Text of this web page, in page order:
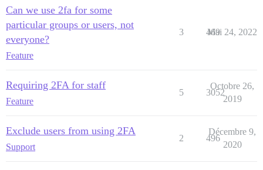
Can we use 2fa for some
particular groups or users, not
everyone?
Feature
3 469
Mai 24, 2022
Requiring 2FA for staff
Feature
5 3052
Octobre 26,
2019
Exclude users from using 2FA
Support
2 496
Décembre 9,
2020